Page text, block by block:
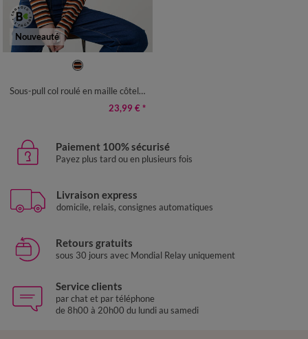
Nouveauté
38/40 42/44
Sous-pull col roulé en maille côtelée, rayé
23,99 € *
Paiement 100% sécurisé
Payez plus tard ou en plusieurs fois
Livraison express
domicile, relais, consignes automatiques
Retours gratuits
sous 30 jours avec Mondial Relay uniquement
Service clients
par chat et par téléphone
de 8h00 à 20h00 du lundi au samedi